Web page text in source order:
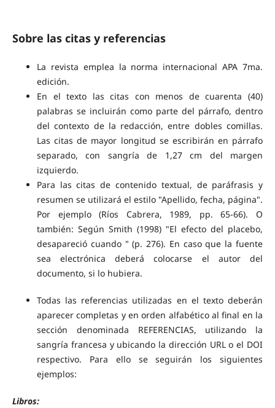
Sobre las citas y referencias
La revista emplea la norma internacional APA 7ma.
edición.
En el texto las citas con menos de cuarenta (40)
palabras se incluirán como parte del párrafo, dentro
del contexto de la redacción, entre dobles comillas.
Las citas de mayor longitud se escribirán en párrafo
separado, con sangría de 1,27 cm del margen
izquierdo.
Para las citas de contenido textual, de paráfrasis y
resumen se utilizará el estilo "Apellido, fecha, página".
Por ejemplo (Ríos Cabrera, 1989, pp. 65-66). O
también: Según Smith (1998) "El efecto del placebo,
desapareció cuando " (p. 276). En caso que la fuente
sea electrónica deberá colocarse el autor del
documento, si lo hubiera.
Todas las referencias utilizadas en el texto deberán
aparecer completas y en orden alfabético al final en la
sección denominada REFERENCIAS, utilizando la
sangría francesa y ubicando la dirección URL o el DOI
respectivo. Para ello se seguirán los siguientes
ejemplos:
Libros: